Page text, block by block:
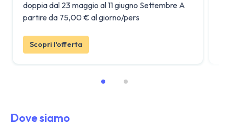
doppia dal 23 maggio al 11 giugno Settembre A
partire da 75,00 € al giorno/pers
Scopri l'offerta
Dove siamo